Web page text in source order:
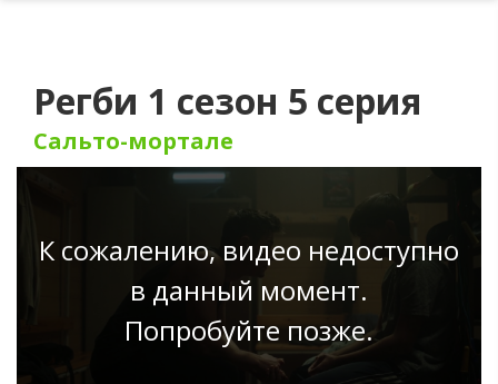
Регби 1 сезон 5 серия
Сальто-мортале
К сожалению, видео недоступно
в данный момент.
Попробуйте позже.